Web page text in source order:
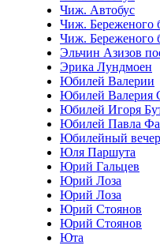
Чиж. Автобус
Чиж. Береженого
Чиж. Береженого
Эльчин Азизов
Эрика Лундмоен
Юбилей Валерии
Юбилей Валерия
Юбилей Игоря
Юбилей Павла
Юбилейный
Юля Паршута
Юрий Гальцев
Юрий Лоза
Юрий Лоза
Юрий Стоянов
Юрий Стоянов
Юта